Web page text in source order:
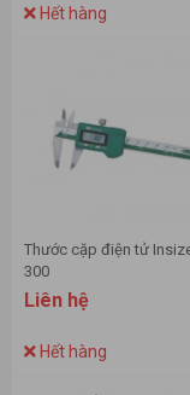
Hết hàng
Thước cặp điện tử
300
Liên hệ
Hết hàng